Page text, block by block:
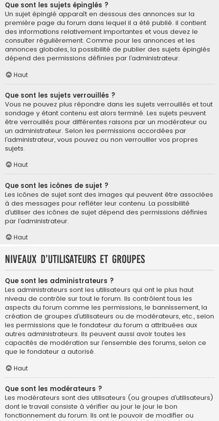
Que sont les sujets épinglés ?
Un sujet épinglé apparaît en dessous des annonces sur la
première page du forum dans lequel il a été publié. il contient
des informations relativement importantes et vous devez le
consulter régulièrement. Comme pour les annonces et les
annonces globales, la possibilité de publier des sujets épinglés
dépend des permissions définies par l’administrateur.
Haut
Que sont les sujets verrouillés ?
Vous ne pouvez plus répondre dans les sujets verrouillés et tout
sondage y étant contenu est alors terminé. Les sujets peuvent
être verrouillés pour différentes raisons par un modérateur ou
un administrateur. Selon les permissions accordées par
l’administrateur, vous pouvez ou non verrouiller vos propres
sujets.
Haut
Que sont les icônes de sujet ?
Les icônes de sujet sont des images qui peuvent être associées
à des messages pour refléter leur contenu. La possibilité
d’utiliser des icônes de sujet dépend des permissions définies
par l’administrateur.
Haut
Niveaux d’utilisateurs et groupes
Que sont les administrateurs ?
Les administrateurs sont les utilisateurs qui ont le plus haut
niveau de contrôle sur tout le forum. Ils contrôlent tous les
aspects du forum comme les permissions, le bannissement, la
création de groupes d’utilisateurs ou de modérateurs, etc., selon
les permissions que le fondateur du forum a attribuées aux
autres administrateurs. Ils peuvent aussi avoir toutes les
capacités de modération sur l’ensemble des forums, selon ce
que le fondateur a autorisé.
Haut
Que sont les modérateurs ?
Les modérateurs sont des utilisateurs (ou groupes d’utilisateurs)
dont le travail consiste à vérifier au jour le jour le bon
fonctionnement du forum. Ils ont le pouvoir de modifier ou